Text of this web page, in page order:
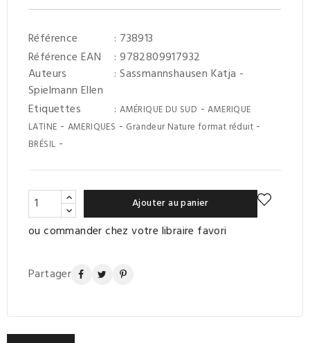
Référence
: 738913
Référence EAN
: 9782809917932
Auteurs
:Sassmannshausen Katja -
Spielmann Ellen
Etiquettes
:AMÉRIQUE DU SUD -AMERIQUE
LATINE - AMERIQUES - Grandeur Nature format réduit -
BRÉSIL -
Ajouter au panier
ou commander chez votre libraire favori
Partager